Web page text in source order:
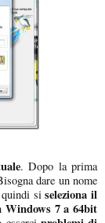
. Dopo la prima
dare un nome
siseleziona il
Windows 7 a 64bit